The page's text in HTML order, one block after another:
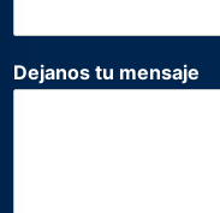
r
o
Dejanos tu mensaje